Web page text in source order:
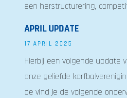
een herstructurering,
APRIL UPDATE
17 APRIL 2025
Hierbij een volgende update
onze geliefde
de vind je de volgende